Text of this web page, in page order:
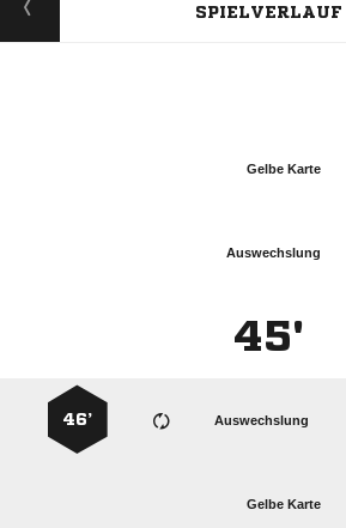
SPIELVERLAUF
Gelbe Karte
Auswechslung
45'
Auswechslung
46’
Gelbe Karte